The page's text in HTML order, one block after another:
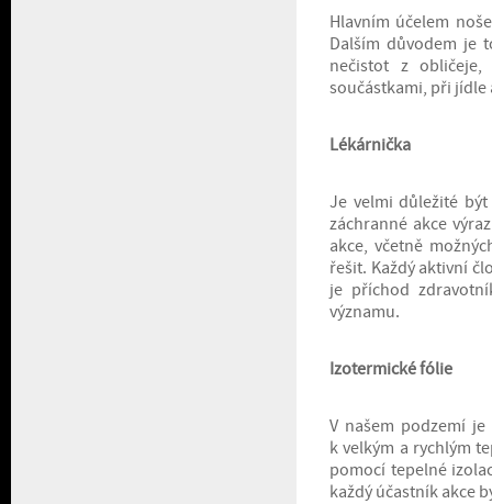
Hlavním účelem
Dalším důvodem je
nečistot z
součástkami, při jídle
Lékárnička
Je velmi důležité
záchranné akce
akce, včetně
řešit. Každý aktivní
je příchod
významu.
Izotermické fólie
V našem podzemí
k velkým a rychlým
pomocí tepelné
každý účastník akce